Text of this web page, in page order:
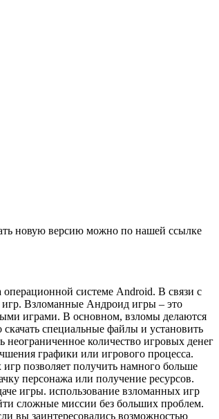
новую версию можно по нашей ссылке
системе Android. В связи с
игр. Взломанные Андроид игры – это
играми. В основном, взломы делаются
специальные файлы и установить
количество игровых денег
графики или игрового процесса.
позволяет получить намного больше
персонажа или получение ресурсов.
игры. использование взломанных игр
сложные миссии без больших проблем.
вы заинтересовались возможностью